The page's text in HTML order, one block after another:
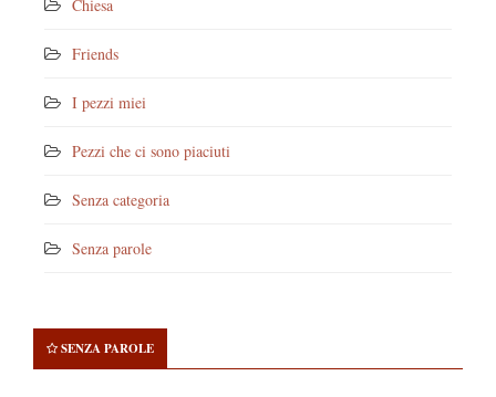
Chiesa
Friends
I pezzi miei
Pezzi che ci sono piaciuti
Senza categoria
Senza parole
SENZA PAROLE